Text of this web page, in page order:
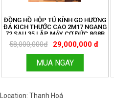
ĐỒNG HỒ HỘP TỦ KÍNH GO HƯƠNG
ĐÁ KICH THƯỚC CAO 2M17 NGANG
72 SAU 35 LẮP MÁY CƠ ĐỨC 8G8B
TẠ CƯỚC . ĐỒNG HỒ THANH HÙNG
LH 096.188.2921
58,000,000đ 29,000,000 đ
MUA NGAY
Location: Thanh Hoá